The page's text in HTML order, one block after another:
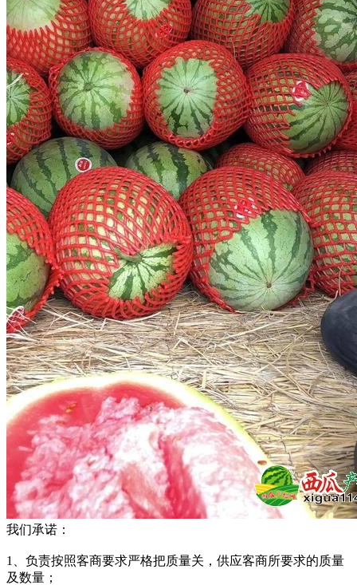
我们承诺：
1、负责按照客商要求严格把质量关，供应客商所要求的质量
及数量；